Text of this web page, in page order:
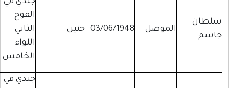
الفوج
الثاني
اللواء
الخامس
جنين 03/06/1948 الموصل
سلطان
جاسم
جندي في